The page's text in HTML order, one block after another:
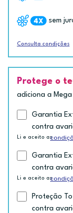
sem
Consulta condições
Protege o
adiciona a
Garantia
contra
Li e aceito as
Garantia
contra
Li e aceito as
Proteção
contra